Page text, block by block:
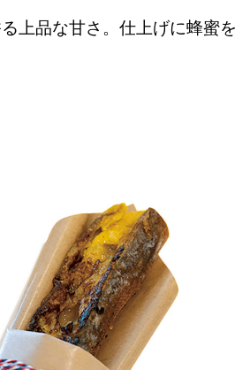
上品な甘さ。仕上げに蜂蜜を